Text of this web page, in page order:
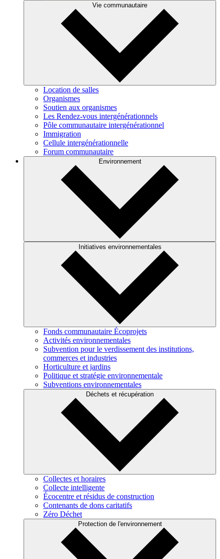
Vie communautaire
Location de salles
Organismes
Soutien aux organismes
Les Rendez-vous intergénérationnels
Pôle communautaire intergénérationnel
Immigration
Cellule intergénérationnelle
Forum communautaire
Environnement
Initiatives environnementales
Fonds communautaire Écoprojets
Activités environnementales
Subvention pour le verdissement des institutions,
commerces et industries
Horticulture et jardins
Politique et stratégie environnementale
Subventions environnementales
Déchets et récupération
Collectes et horaires
Collecte intelligente
Écocentre et résidus de construction
Contenants de dons caritatifs
Zéro Déchet
Protection de l'environnement